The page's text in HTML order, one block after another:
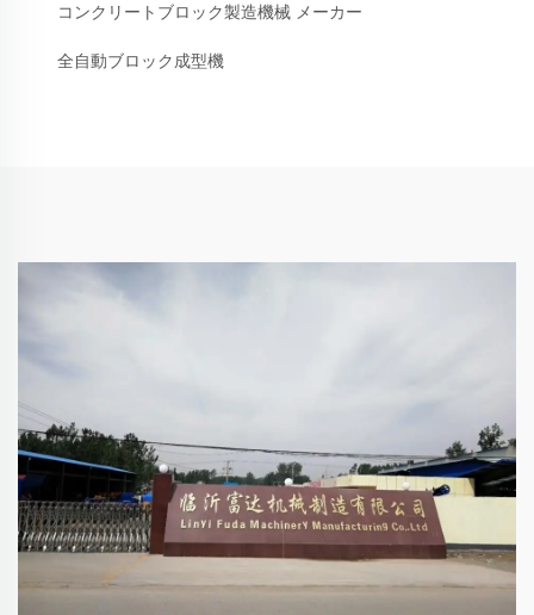
コンクリートブロック製造機械 メーカー
全自動ブロック成型機